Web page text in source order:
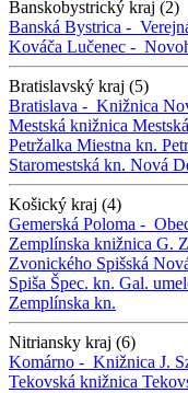
Banskobystrický kraj (2)
Banská Bystrica -
Kováča Lučenec -
Bratislavský kraj (5)
Bratislava - Knižnica
Mestská knižnica
Petržalka Miestna kn.
Staromestská kn. Nová
Košický kraj (4)
Gemerská Poloma -
Zemplínska knižnica G.
Zvonického Spišská
Spiša Špec. kn. Gal.
Zemplínska kn.
Nitriansky kraj (6)
Komárno - Knižnica J.
Tekovská knižnica